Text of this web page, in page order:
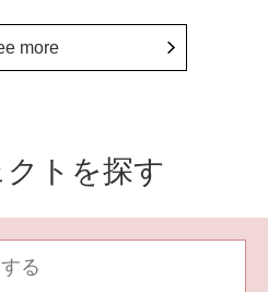
more
トを探す